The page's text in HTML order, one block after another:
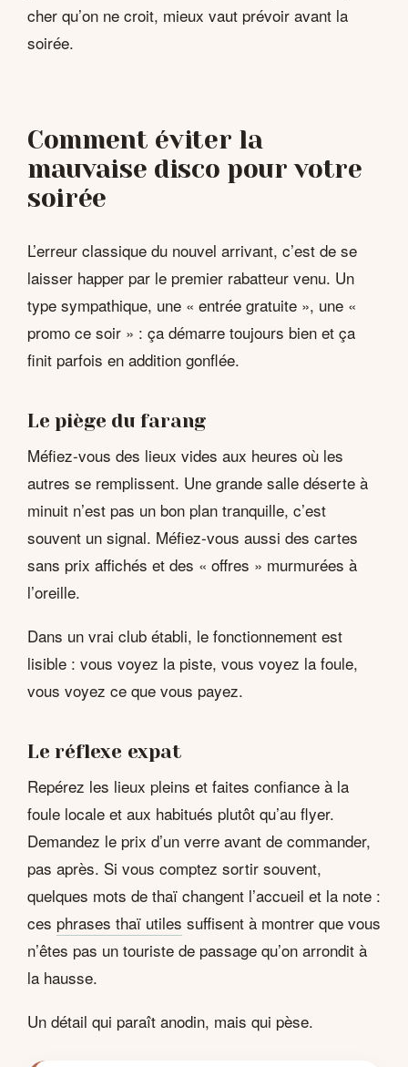
cher qu’on ne croit, mieux vaut prévoir avant la
soirée.
Comment éviter la
mauvaise disco pour votre
soirée
L’erreur classique du nouvel arrivant, c’est de se
laisser happer par le premier rabatteur venu. Un
type sympathique, une « entrée gratuite », une «
promo ce soir » : ça démarre toujours bien et ça
finit parfois en addition gonflée.
Le piège du farang
Méfiez-vous des lieux vides aux heures où les
autres se remplissent. Une grande salle déserte à
minuit n’est pas un bon plan tranquille, c’est
souvent un signal. Méfiez-vous aussi des cartes
sans prix affichés et des « offres » murmurées à
l’oreille.
Dans un vrai club établi, le fonctionnement est
lisible : vous voyez la piste, vous voyez la foule,
vous voyez ce que vous payez.
Le réflexe expat
Repérez les lieux pleins et faites confiance à la
foule locale et aux habitués plutôt qu’au flyer.
Demandez le prix d’un verre avant de commander,
pas après. Si vous comptez sortir souvent,
quelques mots de thaï changent l’accueil et la note :
ces phrases thaï utiles suffisent à montrer que vous
n’êtes pas un touriste de passage qu’on arrondit à
la hausse.
Un détail qui paraît anodin, mais qui pèse.